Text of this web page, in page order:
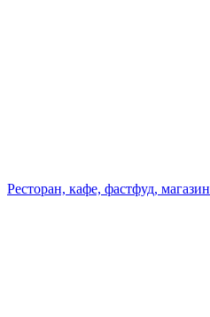
Ресторан, кафе, фастфуд, магазин